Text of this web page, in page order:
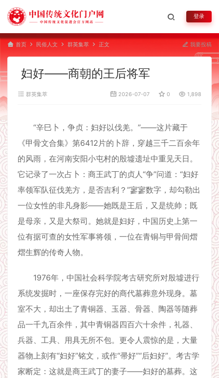
登录
首页 民俗人文 群英集萃 正文 我要投稿
妇好——商朝的王后将军
群英集萃 2026-07-07 0 1,898
“辛巳卜，争贞：妇好以伐羌。”——这片藏于
《甲骨文合集》第6412片的卜辞，穿越三千二百余年
的风雨，在河南安阳小屯村的殷墟遗址中重见天日。
它记录了一次占卜：商王武丁的贞人“争”问道：“妇好
率领军队征伐羌方，是否吉利？”寥寥数字，却勾勒出
一位女性的非凡身影——她既是王后，又是统帅；既
是母亲，又是大祭司。她就是妇好，中国历史上第一
位有据可查的女性军事将领，一位在青铜与甲骨间熠
熠生辉的传奇人物。
1976年，中国社会科学院考古研究所对殷墟进行
系统发掘时，一座保存完好的商代墓葬意外现身。墓
室不大，却出土了青铜器、玉器、骨器、陶器等随葬
品一千九百余件，其中青铜器四百六十余件，礼器、
兵器、工具、用具无所不包。更令人震惊的是，大量
器物上刻有“妇好”铭文，或作“帚好”“后妇好”。考古学
家断定：这就是商王武丁的妻子——妇好的墓葬。这